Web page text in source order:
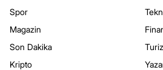
Spor
Magazin
Son Dakika
Kripto